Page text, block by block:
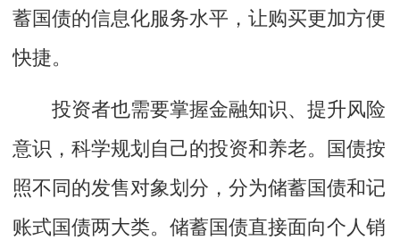
蓄国债的信息化服务水平，让购买更加方便
快捷。
投资者也需要掌握金融知识、提升风险
意识，科学规划自己的投资和养老。国债按
照不同的发售对象划分，分为储蓄国债和记
账式国债两大类。储蓄国债直接面向个人销